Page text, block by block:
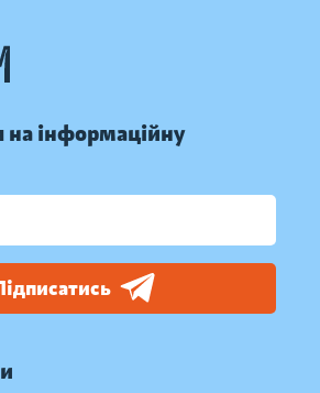
на інформаційну